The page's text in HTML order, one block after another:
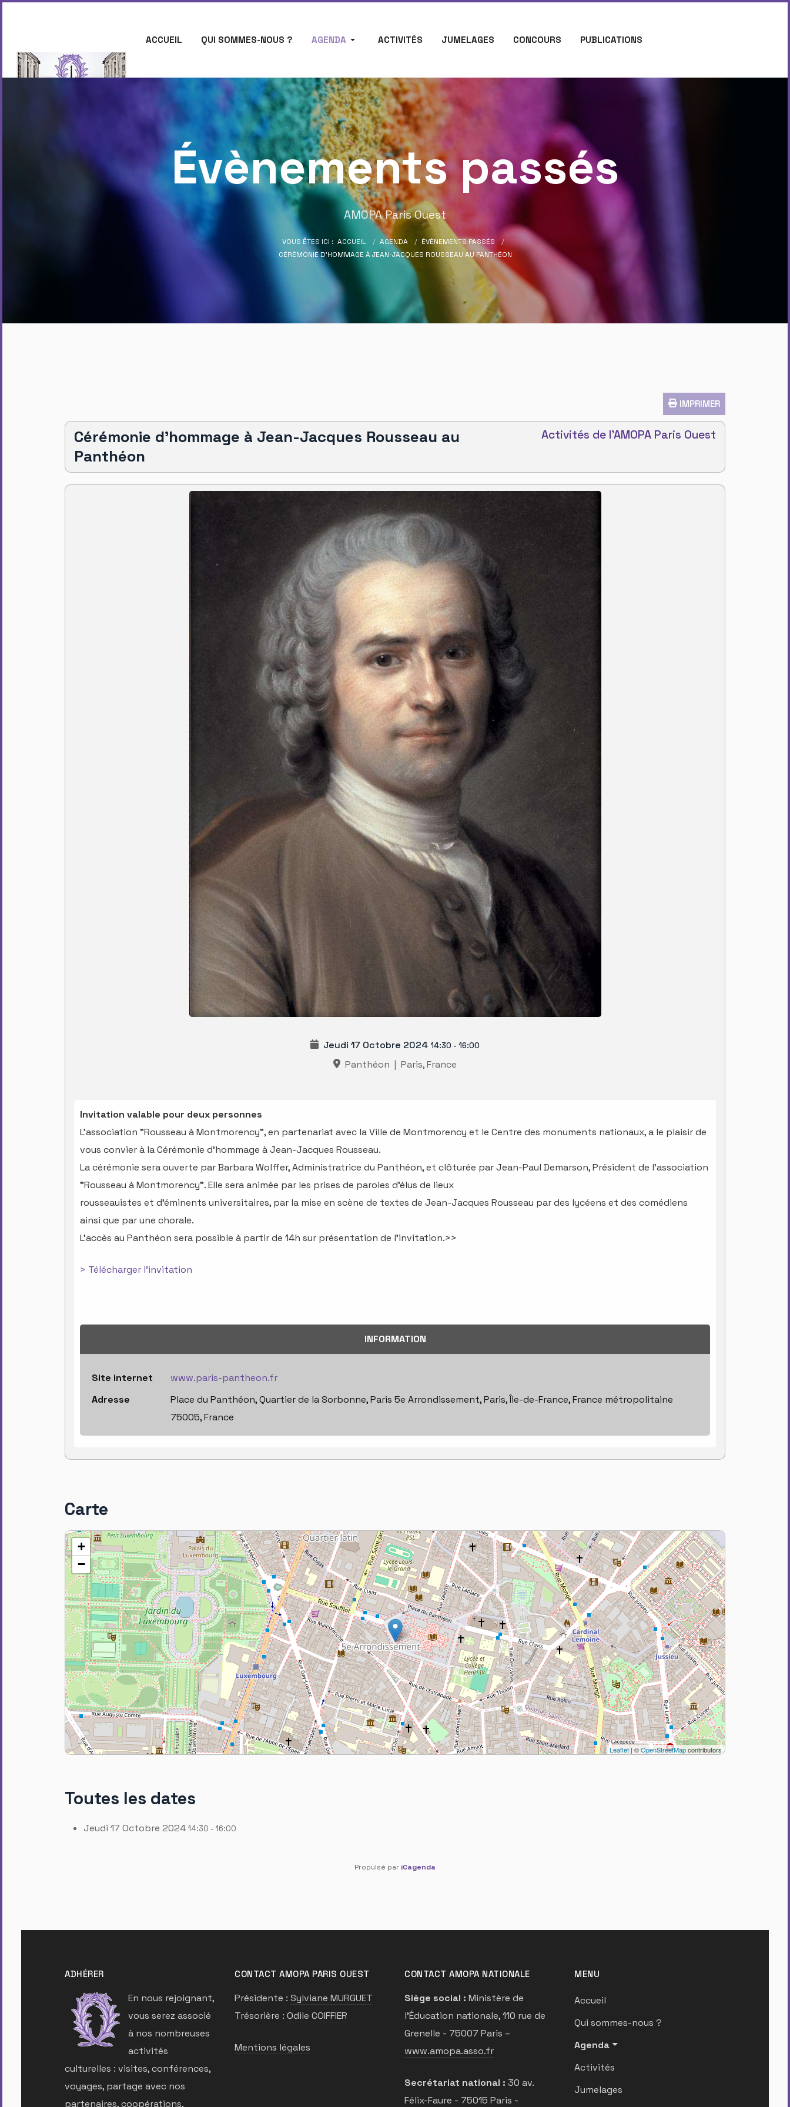
ACCUEIL QUI SOMMES-NOUS ? AGENDA ACTIVITÉS JUMELAGES CONCOURS PUBLICATIONS
Évènements passés
AMOPA Paris Ouest
VOUS ÊTES ICI : ACCUEIL AGENDA
ÉVÈNEMENTS PASSÉS
CÉRÉMONIE D’HOMMAGE À JEAN-JACQUES ROUSSEAU AU PANTHÉON
IMPRIMER
Cérémonie d’hommage à Jean-Jacques Rousseau au
Panthéon
Activités de l'AMOPA Paris Ouest
Jeudi 17 Octobre 2024 14:30 - 16:00
Panthéon | Paris, France
Invitation valable pour deux personnes
L’association "Rousseau à Montmorency", en partenariat avec la Ville de Montmorency et le Centre des monuments nationaux, a le plaisir de
vous convier à la Cérémonie d’hommage à Jean-Jacques Rousseau.
La cérémonie sera ouverte par Barbara Wolffer, Administratrice du Panthéon, et clôturée par Jean-Paul Demarson, Président de l’association
"Rousseau à Montmorency". Elle sera animée par les prises de paroles d’élus de lieux
rousseauistes et d’éminents universitaires, par la mise en scène de textes de Jean-Jacques Rousseau par des lycéens et des comédiens
ainsi que par une chorale.
L’accès au Panthéon sera possible à partir de 14h sur présentation de l'invitation.>>
> Télécharger l'invitation
INFORMATION
Site internet
www.paris-pantheon.fr
Adresse
Place du Panthéon, Quartier de la Sorbonne, Paris 5e Arrondissement, Paris, Île-de-France, France métropolitaine
75005, France
Carte
+
−
Leaflet | ©OpenStreetMapcontributors
Toutes les dates
Jeudi 17 Octobre 2024 14:30 - 16:00
Propulsé par iCagenda
ADHÉRER
En nous rejoignant,
vous serez associé
à nos nombreuses
activités
culturelles : visites, conférences,
voyages, partage avec nos
partenaires, coopérations,
CONTACT AMOPA PARIS OUEST
Présidente : Sylviane MURGUET
Trésorière : Odile COIFFIER
Mentions légales
CONTACT AMOPA NATIONALE
Siège social : Ministère de
l’Éducation nationale, 110 rue de
Grenelle - 75007 Paris –
www.amopa.asso.fr
Secrétariat national : 30 av.
Félix-Faure - 75015 Paris -
MENU
Accueil
Qui sommes-nous ?
Agenda
Activités
Jumelages